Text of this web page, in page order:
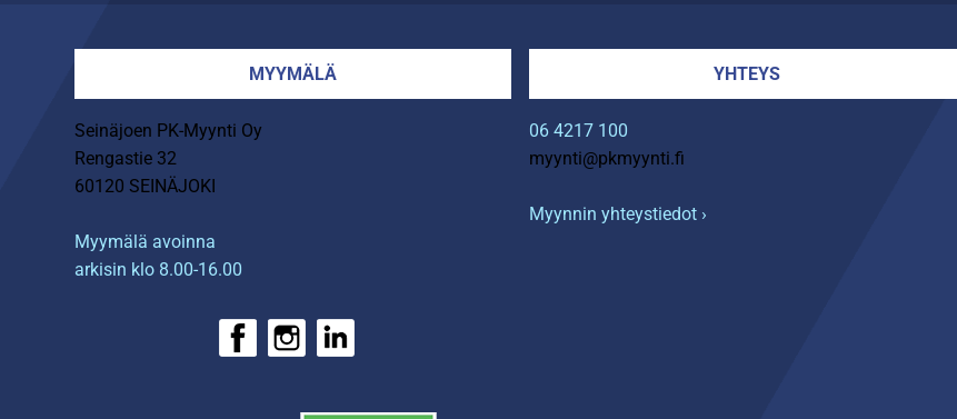
MYYMÄLÄ
Seinäjoen PK-Myynti Oy
Rengastie 32
60120 SEINÄJOKI
Myymälä avoinna
arkisin klo 8.00-16.00
YHTEYS
06 4217 100
myynti@pkmyynti.fi
Myynnin yhteystiedot ›